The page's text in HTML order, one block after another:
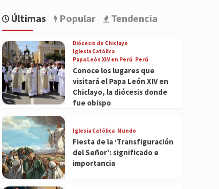
Últimas Popular Tendencia
Diócesis de Chiclayo
Iglesia Católica
Papa León XIV en Perú Perú
Conoce los lugares que
visitará el Papa León XIV en
Chiclayo, la diócesis donde
fue obispo
Iglesia Católica Mundo
Fiesta de la ‘Transfiguración
del Señor’: significado e
importancia